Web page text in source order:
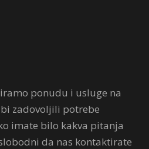
ponudu i usluge na
zadovoljili potrebe
imate bilo kakva pitanja
da nas kontaktirate